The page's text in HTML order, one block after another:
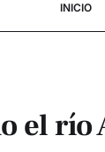
INICIO
el río